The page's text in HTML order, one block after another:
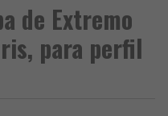
de Extremo
para perfil